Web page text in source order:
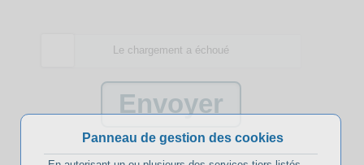
Le chargement a échoué
Panneau de gestion des cookies